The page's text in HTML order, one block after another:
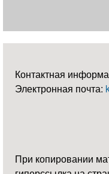
Контактная
Электронная почта:
При копировании